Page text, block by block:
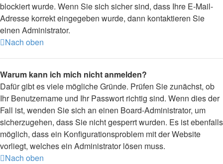
blockiert wurde. Wenn Sie sich sicher sind, dass Ihre E-Mail-
Adresse korrekt eingegeben wurde, dann kontaktieren Sie
einen Administrator.
Nach oben
Warum kann ich mich nicht anmelden?
Dafür gibt es viele mögliche Gründe. Prüfen Sie zunächst, ob
Ihr Benutzername und Ihr Passwort richtig sind. Wenn dies der
Fall ist, wenden Sie sich an einen Board-Administrator, um
sicherzugehen, dass Sie nicht gesperrt wurden. Es ist ebenfalls
möglich, dass ein Konfigurationsproblem mit der Website
vorliegt, welches ein Administrator lösen muss.
Nach oben